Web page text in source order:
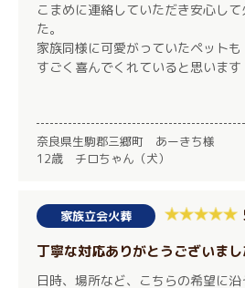
こまめに連絡していただき安心し
た。
家族同様に可愛がっていたペットも
すごく喜んでくれていると思います
奈良県生駒郡三郷町 あーきち様
12歳 チロちゃん（犬）
家族立会火葬
丁寧な対応ありがとうございまし
日時、場所など、こちらの希望に